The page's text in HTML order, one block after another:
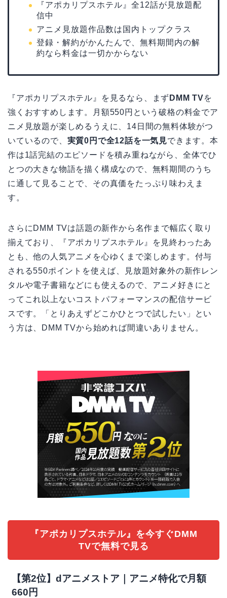
『アポカリプスホテル』全12話が見放題配
信中
アニメ見放題作品数は国内トップクラス
登録・解約がかんたんで、無料期間内の解
約なら料金は一切かからない
『アポカリプスホテル』を見るなら、まず DMM TVを
強くおすすめします。月額550円という破格の料金でア
ニメ見放題が楽しめるうえに、14日間の無料体験がつ
いているので、 実質0円で全12話を一気見できます。本
作は1話完結のエピソードを積み重ねながら、全体でひ
とつの大きな物語を描く構成なので、無料期間のうち
に通して見ることで、その真価をたっぷり味わえま
す。
さらにDMM TVは話題の新作から名作まで幅広く取り
揃えており、『アポカリプスホテル』を見終わったあ
とも、他の人気アニメを心ゆくまで楽しめます。付与
される550ポイントを使えば、見放題対象外の新作レン
タルや電子書籍などにも使えるので、アニメ好きにと
ってこれ以上ないコストパフォーマンスの配信サービ
スです。「とりあえずどこかひとつで試したい」とい
う方は、DMM TVから始めれば間違いありません。
『アポカリプスホテル』を今すぐDMM
TVで無料で見る
【第2位】dアニメストア｜アニメ特化で月額
660円